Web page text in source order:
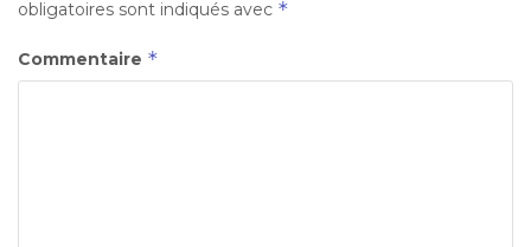
obligatoires sont indiqués avec *
Commentaire *